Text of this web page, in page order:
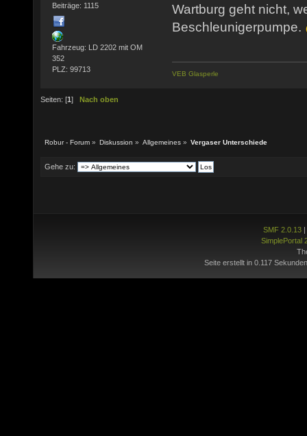
Beiträge: 1115
Fahrzeug: LD 2202 mit OM
352
PLZ: 99713
Wartburg geht nicht,
Beschleunigerpumpe.
VEB Glasperle
Seiten: [1] Nach oben
Robur - Forum » Diskussion » Allgemeines » Vergaser Unterschiede
Gehe zu:
SMF 2.0.13|
SimplePortal
Seite erstellt in 0.117